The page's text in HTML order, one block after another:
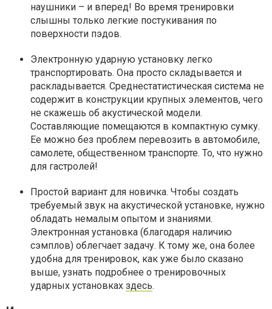
наушники – и вперед! Во время тренировки
слышны только легкие постукивания по
поверхности пэдов.
Электронную ударную установку легко
транспортировать. Она просто складывается и
раскладывается. Среднестатистическая система не
содержит в конструкции крупных элементов, чего
не скажешь об акустической модели.
Составляющие помещаются в компактную сумку.
Ее можно без проблем перевозить в автомобиле,
самолете, общественном транспорте. То, что нужно
для гастролей!
Простой вариант для новичка. Чтобы создать
требуемый звук на акустической установке, нужно
обладать немалым опытом и знаниями.
Электронная установка (благодаря наличию
сэмплов) облегчает задачу. К тому же, она более
удобна для тренировок, как уже было сказано
выше, узнать подробнее о тренировочных
ударных установках здесь.